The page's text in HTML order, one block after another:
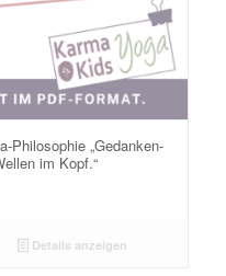
Philosophie „Gedanken-
im Kopf.“
Details anzeigen